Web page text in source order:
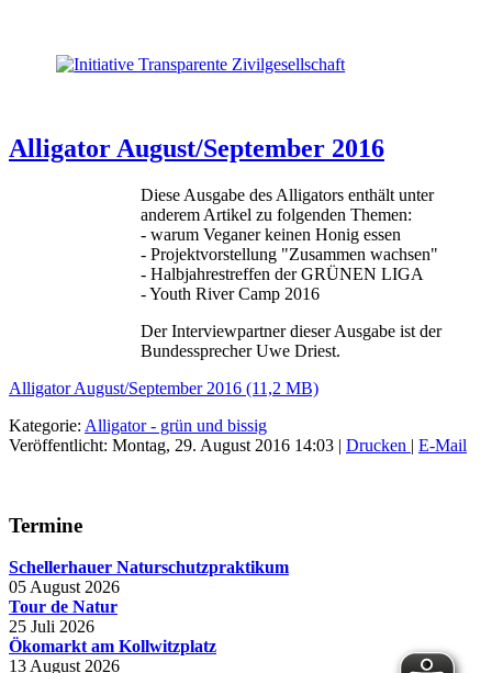
Alligator August/September 2016
Diese Ausgabe des Alligators enthält unter
anderem Artikel zu folgenden Themen:
- warum Veganer keinen Honig essen
- Projektvorstellung "Zusammen wachsen"
- Halbjahrestreffen der GRÜNEN LIGA
- Youth River Camp 2016
Der Interviewpartner dieser Ausgabe ist der
Bundessprecher Uwe Driest.
Alligator August/September 2016 (11,2 MB)
Kategorie: Alligator - grün und bissig
Veröffentlicht: Montag, 29. August 2016 14:03 | Drucken | E-Mail
Termine
Schellerhauer Naturschutzpraktikum
05 August 2026
Tour de Natur
25 Juli 2026
Ökomarkt am Kollwitzplatz
13 August 2026